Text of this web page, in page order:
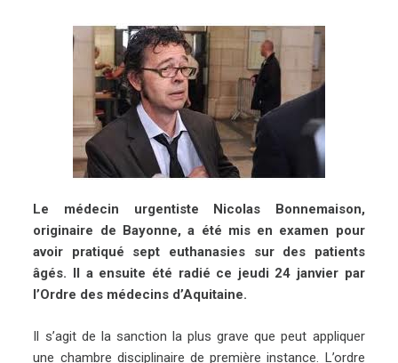
Le médecin urgentiste Nicolas Bonnemaison,
originaire de Bayonne, a été mis en examen pour
avoir pratiqué sept euthanasies sur des patients
âgés. Il a ensuite été radié ce jeudi 24 janvier par
l’Ordre des médecins d’Aquitaine.
Il s’agit de la sanction la plus grave que peut appliquer
une chambre disciplinaire de première instance. L’ordre